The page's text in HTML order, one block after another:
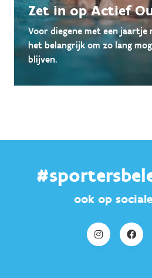
Zet in op Actief
Voor diegene met een jaartje
het belangrijk om zo lang
blijven.
ook op